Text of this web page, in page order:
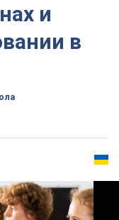
и
в